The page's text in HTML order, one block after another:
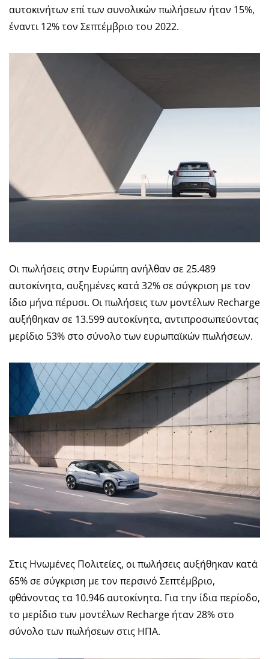
αυτοκινήτων επί των συνολικών πωλήσεων ήταν 15%,
έναντι 12% τον Σεπτέμβριο του 2022.
Οι πωλήσεις στην Ευρώπη ανήλθαν σε 25.489
αυτοκίνητα, αυξημένες κατά 32% σε σύγκριση με τον
ίδιο μήνα πέρυσι. Οι πωλήσεις των μοντέλων Recharge
αυξήθηκαν σε 13.599 αυτοκίνητα, αντιπροσωπεύοντας
μερίδιο 53% στο σύνολο των ευρωπαϊκών πωλήσεων.
Στις Ηνωμένες Πολιτείες, οι πωλήσεις αυξήθηκαν κατά
65% σε σύγκριση με τον περσινό Σεπτέμβριο,
φθάνοντας τα 10.946 αυτοκίνητα. Για την ίδια περίοδο,
το μερίδιο των μοντέλων Recharge ήταν 28% στο
σύνολο των πωλήσεων στις ΗΠΑ.